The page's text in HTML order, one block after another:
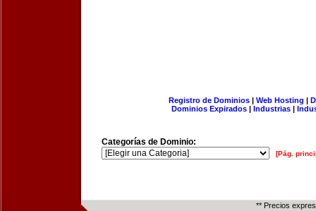
Registro de Dominios| Web Hosting |
Dominios Expirados | Industrias |
Categorías de Dominio:
[Pág.
** Precios